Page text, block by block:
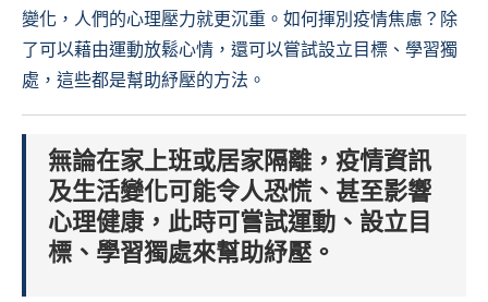
變化，人們的心理壓力就更沉重。如何揮別疫情焦慮？除
了可以藉由運動放鬆心情，還可以嘗試設立目標、學習獨
處，這些都是幫助紓壓的方法。
無論在家上班或居家隔離，疫情資訊
及生活變化可能令人恐慌、甚至影響
心理健康，此時可嘗試運動、設立目
標、學習獨處來幫助紓壓。